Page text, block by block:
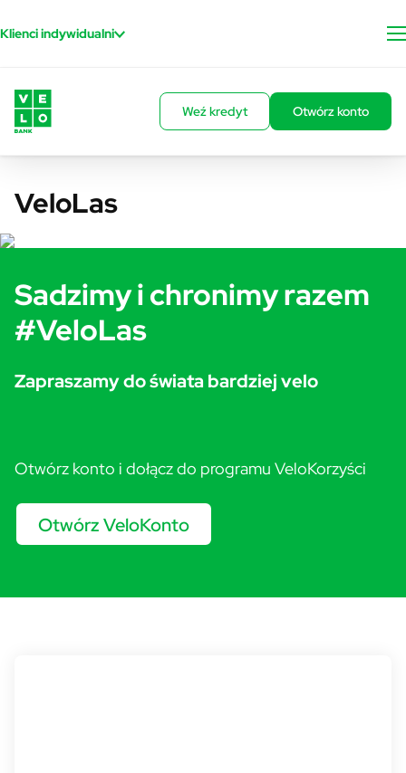
Klienci indywidualni
Weź kredyt Otwórz konto
VeloLas
Sadzimy i chronimy razem
#VeloLas
Zapraszamy do świata bardziej velo
Otwórz konto i dołącz do programu VeloKorzyści
Otwórz VeloKonto